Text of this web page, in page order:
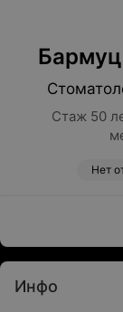
Стаж 50
Нет
Инфо